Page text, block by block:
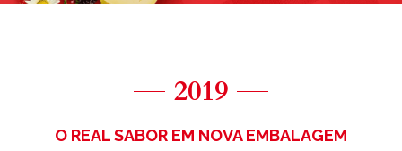
2019
O REAL SABOR EM NOVA EMBALAGEM